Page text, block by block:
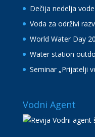
Dečija nedelja vode
Voda za održivi
World Water Day
Water station
Seminar „Prijatelji
Vodni Agent